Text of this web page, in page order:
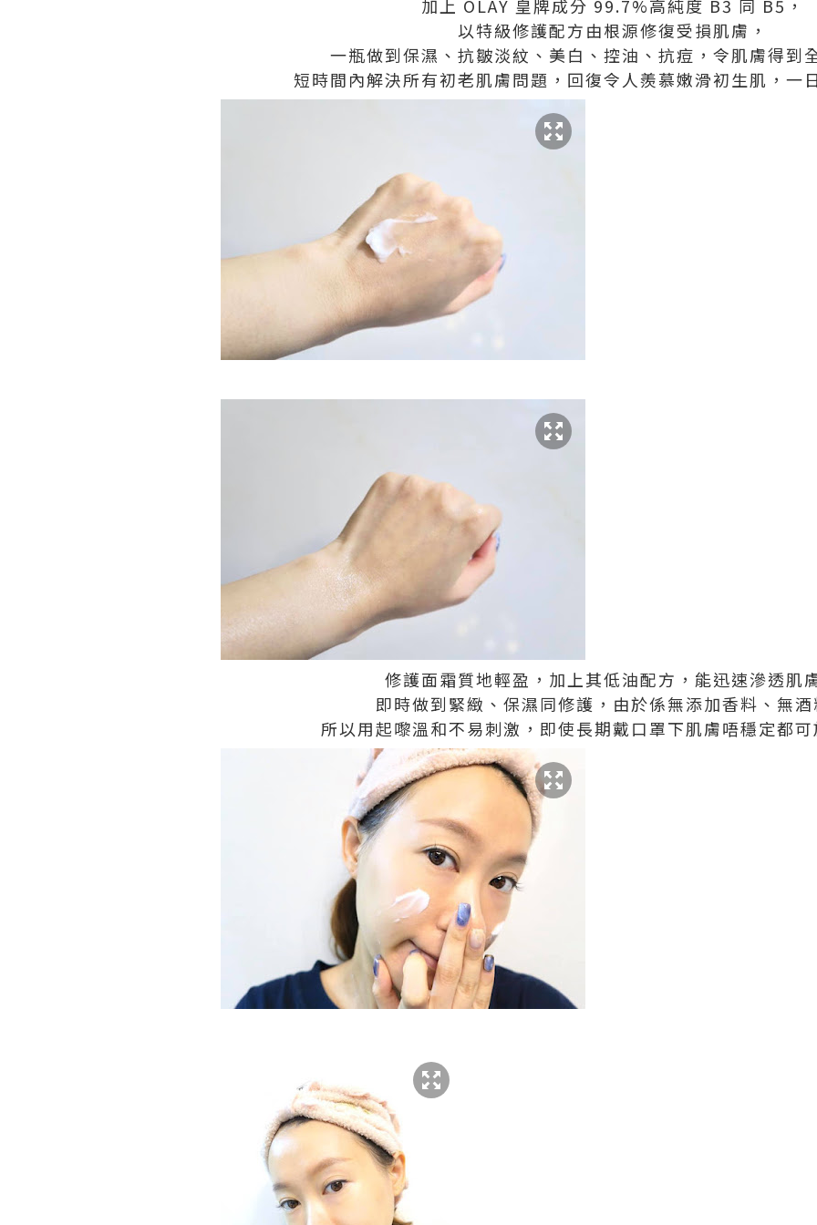
加上 OLAY 皇牌成分 99.7%高純度 B3 同 B5，
以特級修護配方由根源修復受損肌膚，
一瓶做到保濕、抗皺淡紋、美白、控油、抗痘，令肌膚得到
短時間內解決所有初老肌膚問題，回復令人羨慕嫩滑初生肌，一
修護面霜質地輕盈，加上其低油配方，能迅速滲透肌
即時做到緊緻、保濕同修護，由於係無添加香料、無酒
所以用起嚟溫和不易刺激，即使長期戴口罩下肌膚唔穩定都可